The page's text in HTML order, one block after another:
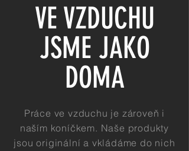
VE VZDUCHU
JSME JAKO
DOMA
Práce ve vzduchu je zároveň i
naším koníčkem. Naše produkty
jsou originální a vkládáme do nich